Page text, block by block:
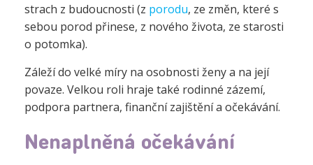
strach z budoucnosti (z porodu, ze změn, které s
sebou porod přinese, z nového života, ze starosti
o potomka).
Záleží do velké míry na osobnosti ženy a na její
povaze. Velkou roli hraje také rodinné zázemí,
podpora partnera, finanční zajištění a očekávání.
Nenaplněná očekávání